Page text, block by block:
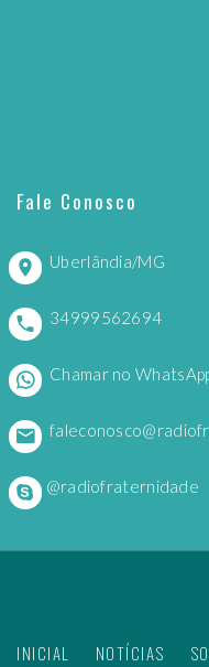
Fale Conosco
Uberlândia/MG
34999562694
Chamar no
@radiofraternidade
INICIAL NOTÍCIAS